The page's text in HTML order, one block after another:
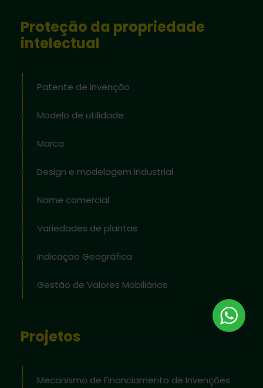
Proteção da propriedade
intelectual
Patente de invenção
Modelo de utilidade
Marca
Design e modelagem industrial
Nome comercial
Variedades de plantas
Indicação Geográfica
Gestão de Valores Mobiliários
Projetos
Mecanismo de Financiamento de Invenções